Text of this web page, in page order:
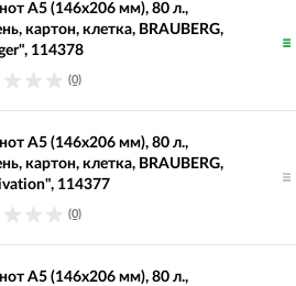
А5 (146х206 мм), 80 л.,
картон, клетка, BRAUBERG,
114378
(0)
А5 (146х206 мм), 80 л.,
картон, клетка, BRAUBERG,
114377
(0)
А5 (146х206 мм), 80 л.,